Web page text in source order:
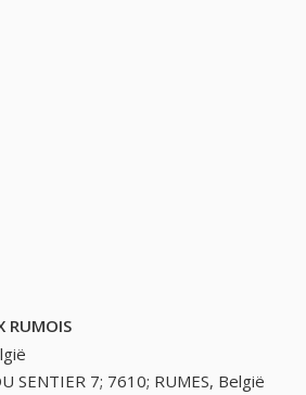
RUMOIS
SENTIER 7; 7610; RUMES, België